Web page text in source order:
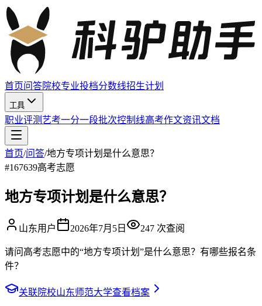
首页问答院校专业投档分数线招生计划
工具
职业评测 艺考一分一段批次控制线高考作文资讯文档
首页/问答/地方专项计划是什么意思？
#167639高考志愿
地方专项计划是什么意思？
山东用户 2026年7月5日 247 次查阅
请问高考志愿中的“地方专项计划”是什么意思？有哪些报名条
件？
关联院校山东师范大学查看档案